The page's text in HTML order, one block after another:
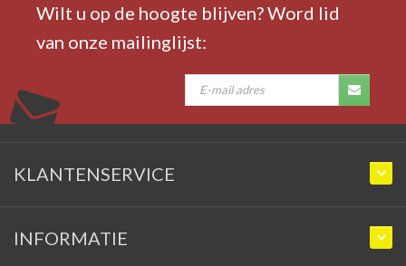
Wilt u op de hoogte blijven? Word lid
van onze mailinglijst:
KLANTENSERVICE
INFORMATIE